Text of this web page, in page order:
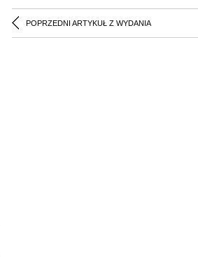
POPRZEDNI ARTYKUŁ Z WYDANIA